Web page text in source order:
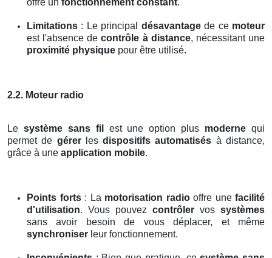
offre un fonctionnement constant.
Limitations : Le principal désavantagede ce moteur
est l'absence decontrôle à distance, nécessitant une
proximité physique pour être utilisé.
2.2. Moteur radio
Le système sans fil est une option plus moderne qui
permet de gérerlesdispositifs automatisés à distance,
grâce à une application mobile.
Points forts: La motorisation radiooffre une facilité
d'utilisation. Vous pouvez contrôler vos systèmes
sans avoir besoin de vous déplacer, et même
synchroniser leur fonctionnement.